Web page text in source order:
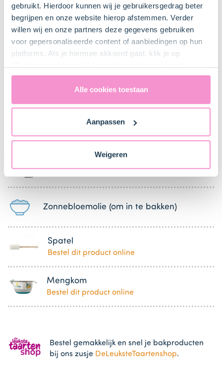
gebruikt. Hierdoor kunnen wij je gebruikersgedrag beter
begrijpen en onze website hierop afstemmen. Verder
willen wij en onze partners deze gegevens gebruiken
voor gepersonaliseerde content of aanbiedingen op hun
platforms. Als je hiermee akkoord gaat, klik je op
uitdrukkelijk een eventuele gegevensoverdracht naar de
Verenigde Staten in de zin van artikel 49 AVG. Raadpleeg
ons
naar technology providers en partners in de Verenigde
Staten. Je kunt op elk moment van gedachten
Alle cookies toestaan
Aanpassen
Weigeren
Ahornsiroop
Crème fraîche
Keukenspullen
Mixer met gardes
Zonnebloemolie (om in te bakken)
Spatel
Bestel dit product online
Mengkom
Bestel dit product online
Bestel gemakkelijk en snel je bakproducten
bij ons zusje DeLeuksteTaartenshop.